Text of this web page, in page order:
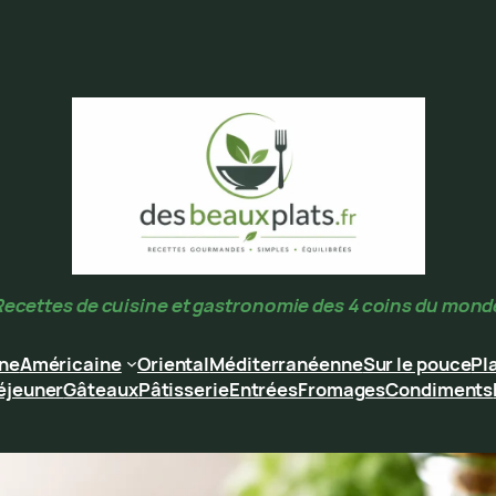
de cuisine et gastronomie des 4 coins du
Américaine OrientalMéditerranéenneSur le pouce
GâteauxPâtisserieEntréesFromagesCondiments